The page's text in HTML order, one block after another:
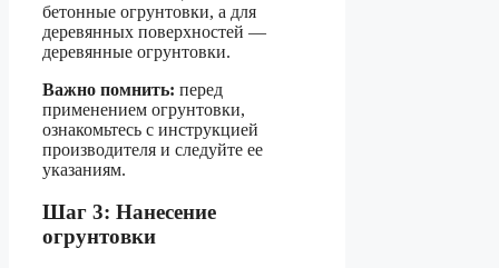
бетонные огрунтовки, а для
деревянных поверхностей —
деревянные огрунтовки.
Важно помнить: перед
применением огрунтовки,
ознакомьтесь с инструкцией
производителя и следуйте ее
указаниям.
Шаг 3: Нанесение
огрунтовки